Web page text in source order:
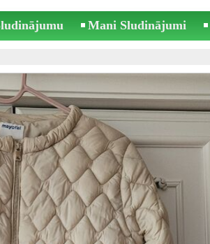
Mani Sludinājumi